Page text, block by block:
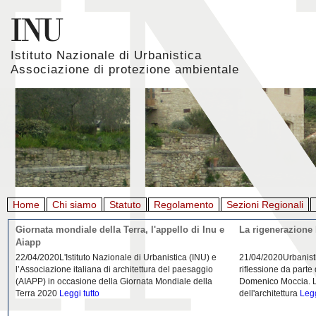
Istituto Nazionale di Urbanistica
Associazione di protezione ambientale
Home Chi siamo Statuto Regolamento Sezioni Regionali
Giornata mondiale della Terra, l'appello di Inu e
Aiapp
22/04/2020L'Istituto Nazionale di Urbanistica (INU) e
l’Associazione italiana di architettura del paesaggio
(AIAPP) in occasione della Giornata Mondiale della
Terra 2020 Leggi tutto
La
21/04/
riflessione da parte
Domenico Moccia.
dell'architettura